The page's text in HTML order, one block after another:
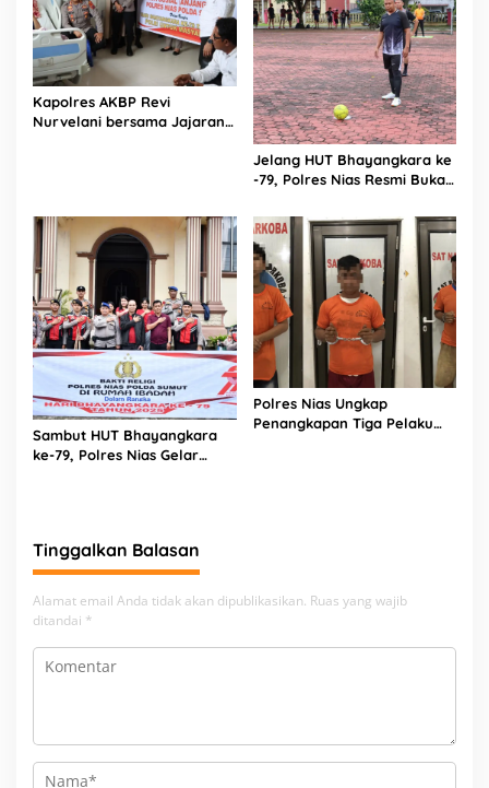
Kapolres AKBP Revi
Nurvelani bersama Jajaran
Jelang HUT Bhayangkara ke
-79, Polres Nias Resmi Buka
Sambut HUT Bhayangkara
ke-79, Polres Nias Gelar
Polres Nias Ungkap
Penangkapan Tiga Pelaku
Tinggalkan Balasan
Alamat email Anda tidak akan dipublikasikan. Ruas yang wajib
ditandai *